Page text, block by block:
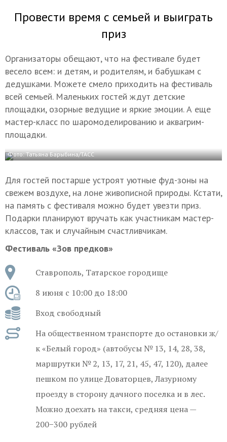
Провести время с семьей и выиграть
приз
Организаторы обещают, что на фестивале будет
весело всем: и детям, и родителям, и бабушкам с
дедушками. Можете смело приходить на фестиваль
всей семьей. Маленьких гостей ждут детские
площадки, озорные ведущие и яркие эмоции. А еще
мастер-класс по шаромоделированию и аквагрим-
площадки.
Фото: Татьяна Барыбина/ТАСС
Для гостей постарше устроят уютные фуд-зоны на
свежем воздухе, на лоне живописной природы. Кстати,
на память с фестиваля можно будет увезти приз.
Подарки планируют вручать как участникам мастер-
классов, так и случайным счастливчикам.
Фестиваль «Зов предков»
Ставрополь, Татарское городище
8 июня с 10:00 до 18:00
Вход свободный
На общественном транспорте до остановки ж/
к «Белый город» (автобусы № 13, 14, 28, 38,
маршрутки № 2, 13, 17, 21, 45, 47, 120), далее
пешком по улице Доваторцев, Лазурному
проезду в сторону дачного поселка и в лес.
Можно доехать на такси, средняя цена —
200−300 рублей